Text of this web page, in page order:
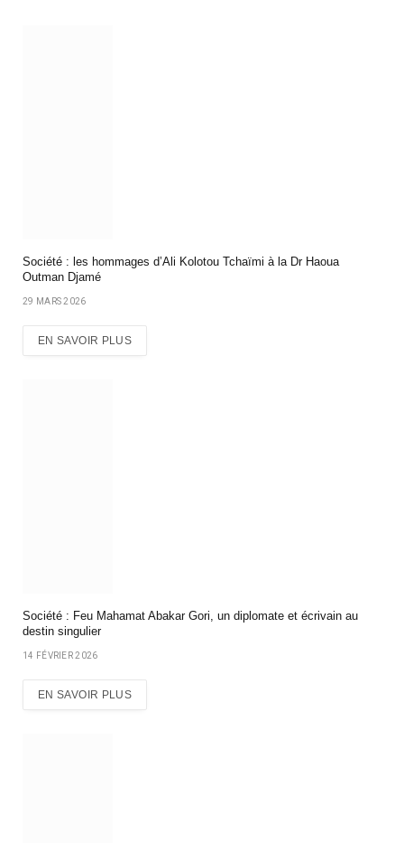
Société : les hommages d’Ali Kolotou Tchaïmi à la Dr Haoua
Outman Djamé
29 MARS 2026
EN SAVOIR PLUS
Société : Feu Mahamat Abakar Gori, un diplomate et écrivain au
destin singulier
14 FÉVRIER 2026
EN SAVOIR PLUS